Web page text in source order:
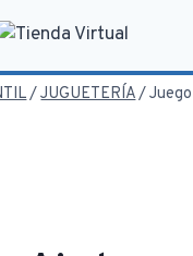
/JUGUETERÍA/